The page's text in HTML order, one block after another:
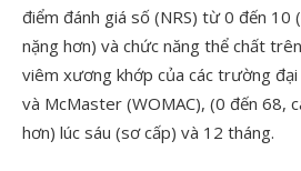
điểm đánh giá số (NRS) từ 0 đến 10
nặng hơn) và chức năng thể chất
viêm xương khớp của các trường
và McMaster (WOMAC), (0 đến 68,
hơn) lúc sáu (sơ cấp) và 12 tháng.